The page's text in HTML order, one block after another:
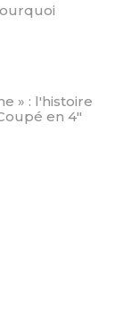
» : l'histoire
en 4"